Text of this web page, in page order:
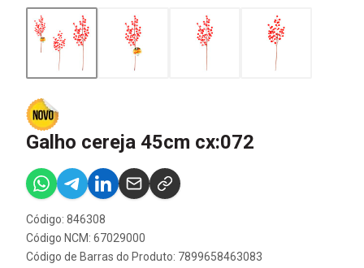
Galho cereja 45cm cx:072
Código: 846308
Código NCM: 67029000
Código de Barras do Produto: 7899658463083